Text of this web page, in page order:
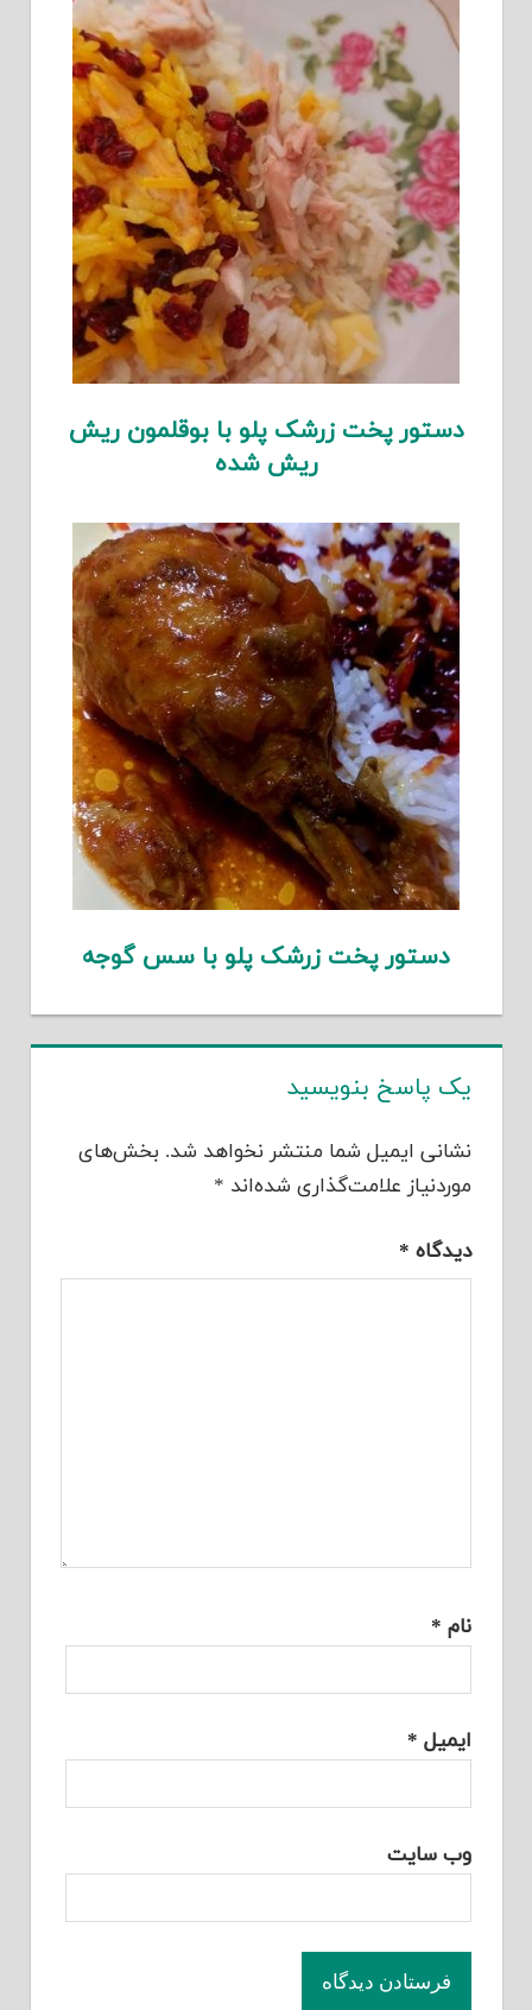
دستور پخت زرشک پلو با بوقلمون ریش
ریش شده
دستور پخت زرشک پلو با سس گوجه
یک پاسخ بنویسید
نشانی ایمیل شما منتشر نخواهد شد. بخش‌های
موردنیاز علامت‌گذاری شده‌اند *
دیدگاه *
نام *
ایمیل *
وب‌ سایت